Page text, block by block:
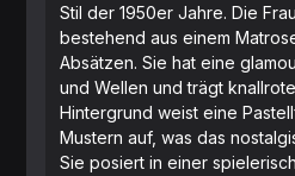
Stil der 1950er Jahre. Die
bestehend aus einem
Absätzen. Sie hat eine
und Wellen und trägt
Hintergrund weist eine
Mustern auf, was das
Sie posiert in einer